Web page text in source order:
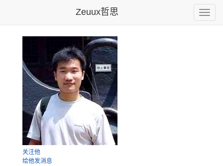
Toggle
Zeuux哲思
关注他
给他发消息